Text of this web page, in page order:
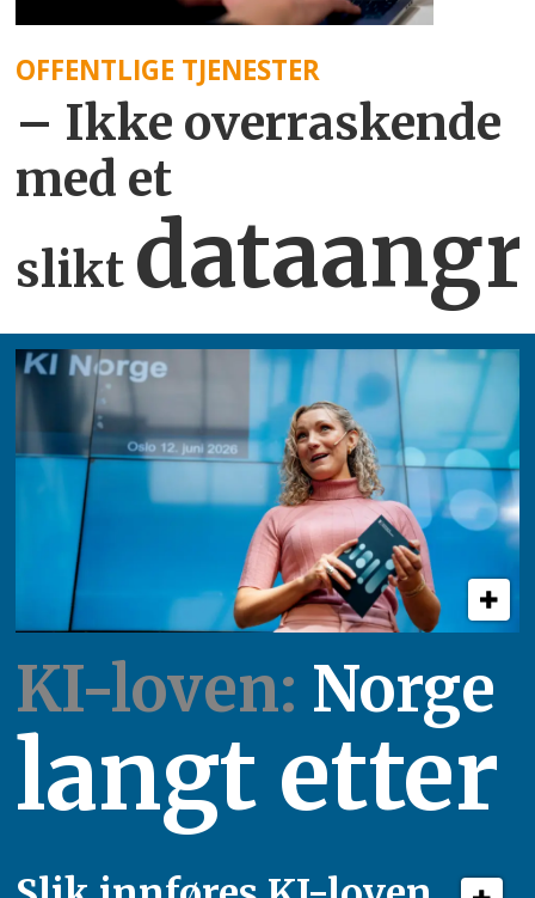
OFFENTLIGE TJENESTER
– Ikke overraskende
med et
slikt
KI-loven: Norge
langt etter